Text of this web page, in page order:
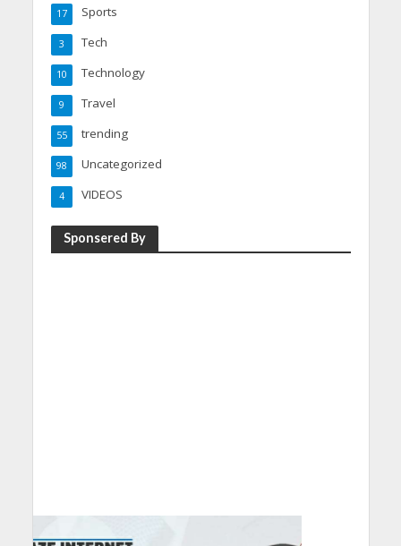
Sports
17
Tech
3
Technology
10
Travel
9
trending
55
Uncategorized
98
VIDEOS
4
Sponsered By